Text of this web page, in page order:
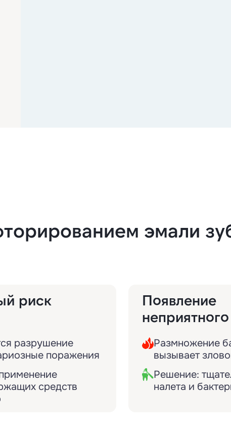
эмали
риск
разрушение
поражения
средств
Появление
Размножение
вызывает
Решение:
налета и